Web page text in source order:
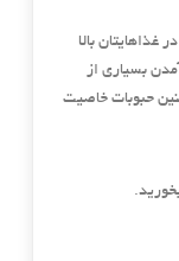
بالا
بسیاری از
حبوبات خاصیت